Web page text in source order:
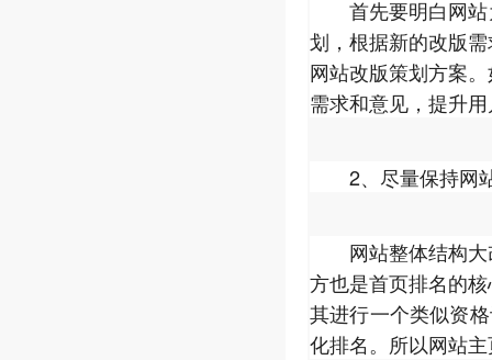
首先要明白网站
划，根据新的改版
网站改版策划方案
需求和意见，提升
2、尽量保持网
网站整体结构大
方也是首页排名的
其进行一个类似资
化排名。所以网站